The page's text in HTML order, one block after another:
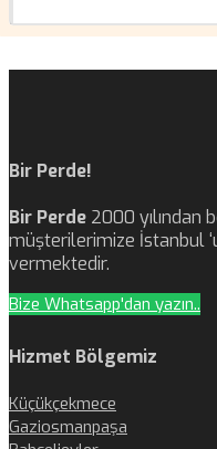
Bir Perde!
Bir Perde 2000 yılından
müşterilerimize İstanbul
vermektedir.
Bize Whatsapp'dan yazın..
Hizmet Bölgemiz
Küçükçekmece
Gaziosmanpaşa